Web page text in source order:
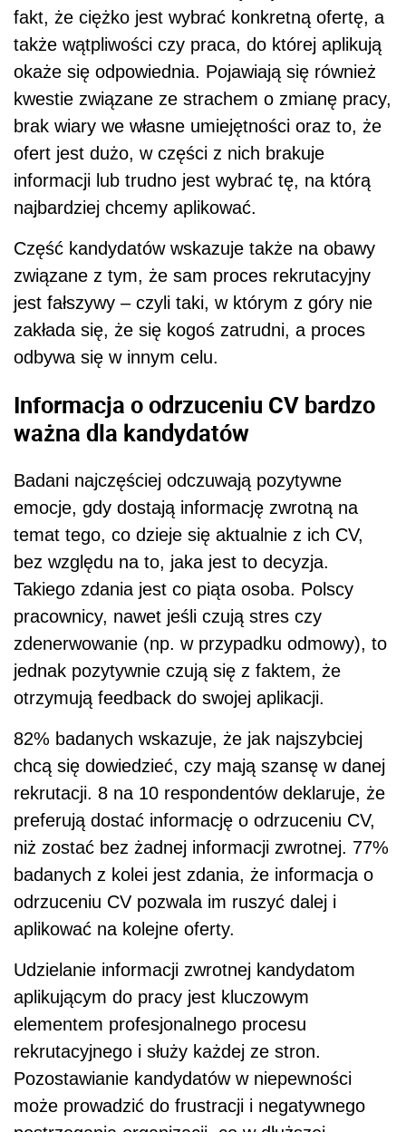
fakt, że ciężko jest wybrać konkretną ofertę, a
także wątpliwości czy praca, do której aplikują
okaże się odpowiednia. Pojawiają się również
kwestie związane ze strachem o zmianę pracy,
brak wiary we własne umiejętności oraz to, że
ofert jest dużo, w części z nich brakuje
informacji lub trudno jest wybrać tę, na którą
najbardziej chcemy aplikować.
Część kandydatów wskazuje także na obawy
związane z tym, że sam proces rekrutacyjny
jest fałszywy – czyli taki, w którym z góry nie
zakłada się, że się kogoś zatrudni, a proces
odbywa się w innym celu.
Informacja o odrzuceniu CV bardzo
ważna dla kandydatów
Badani najczęściej odczuwają pozytywne
emocje, gdy dostają informację zwrotną na
temat tego, co dzieje się aktualnie z ich CV,
bez względu na to, jaka jest to decyzja.
Takiego zdania jest co piąta osoba. Polscy
pracownicy, nawet jeśli czują stres czy
zdenerwowanie (np. w przypadku odmowy), to
jednak pozytywnie czują się z faktem, że
otrzymują feedback do swojej aplikacji.
82% badanych wskazuje, że jak najszybciej
chcą się dowiedzieć, czy mają szansę w danej
rekrutacji. 8 na 10 respondentów deklaruje, że
preferują dostać informację o odrzuceniu CV,
niż zostać bez żadnej informacji zwrotnej. 77%
badanych z kolei jest zdania, że informacja o
odrzuceniu CV pozwala im ruszyć dalej i
aplikować na kolejne oferty.
Udzielanie informacji zwrotnej kandydatom
aplikującym do pracy jest kluczowym
elementem profesjonalnego procesu
rekrutacyjnego i służy każdej ze stron.
Pozostawianie kandydatów w niepewności
może prowadzić do frustracji i negatywnego